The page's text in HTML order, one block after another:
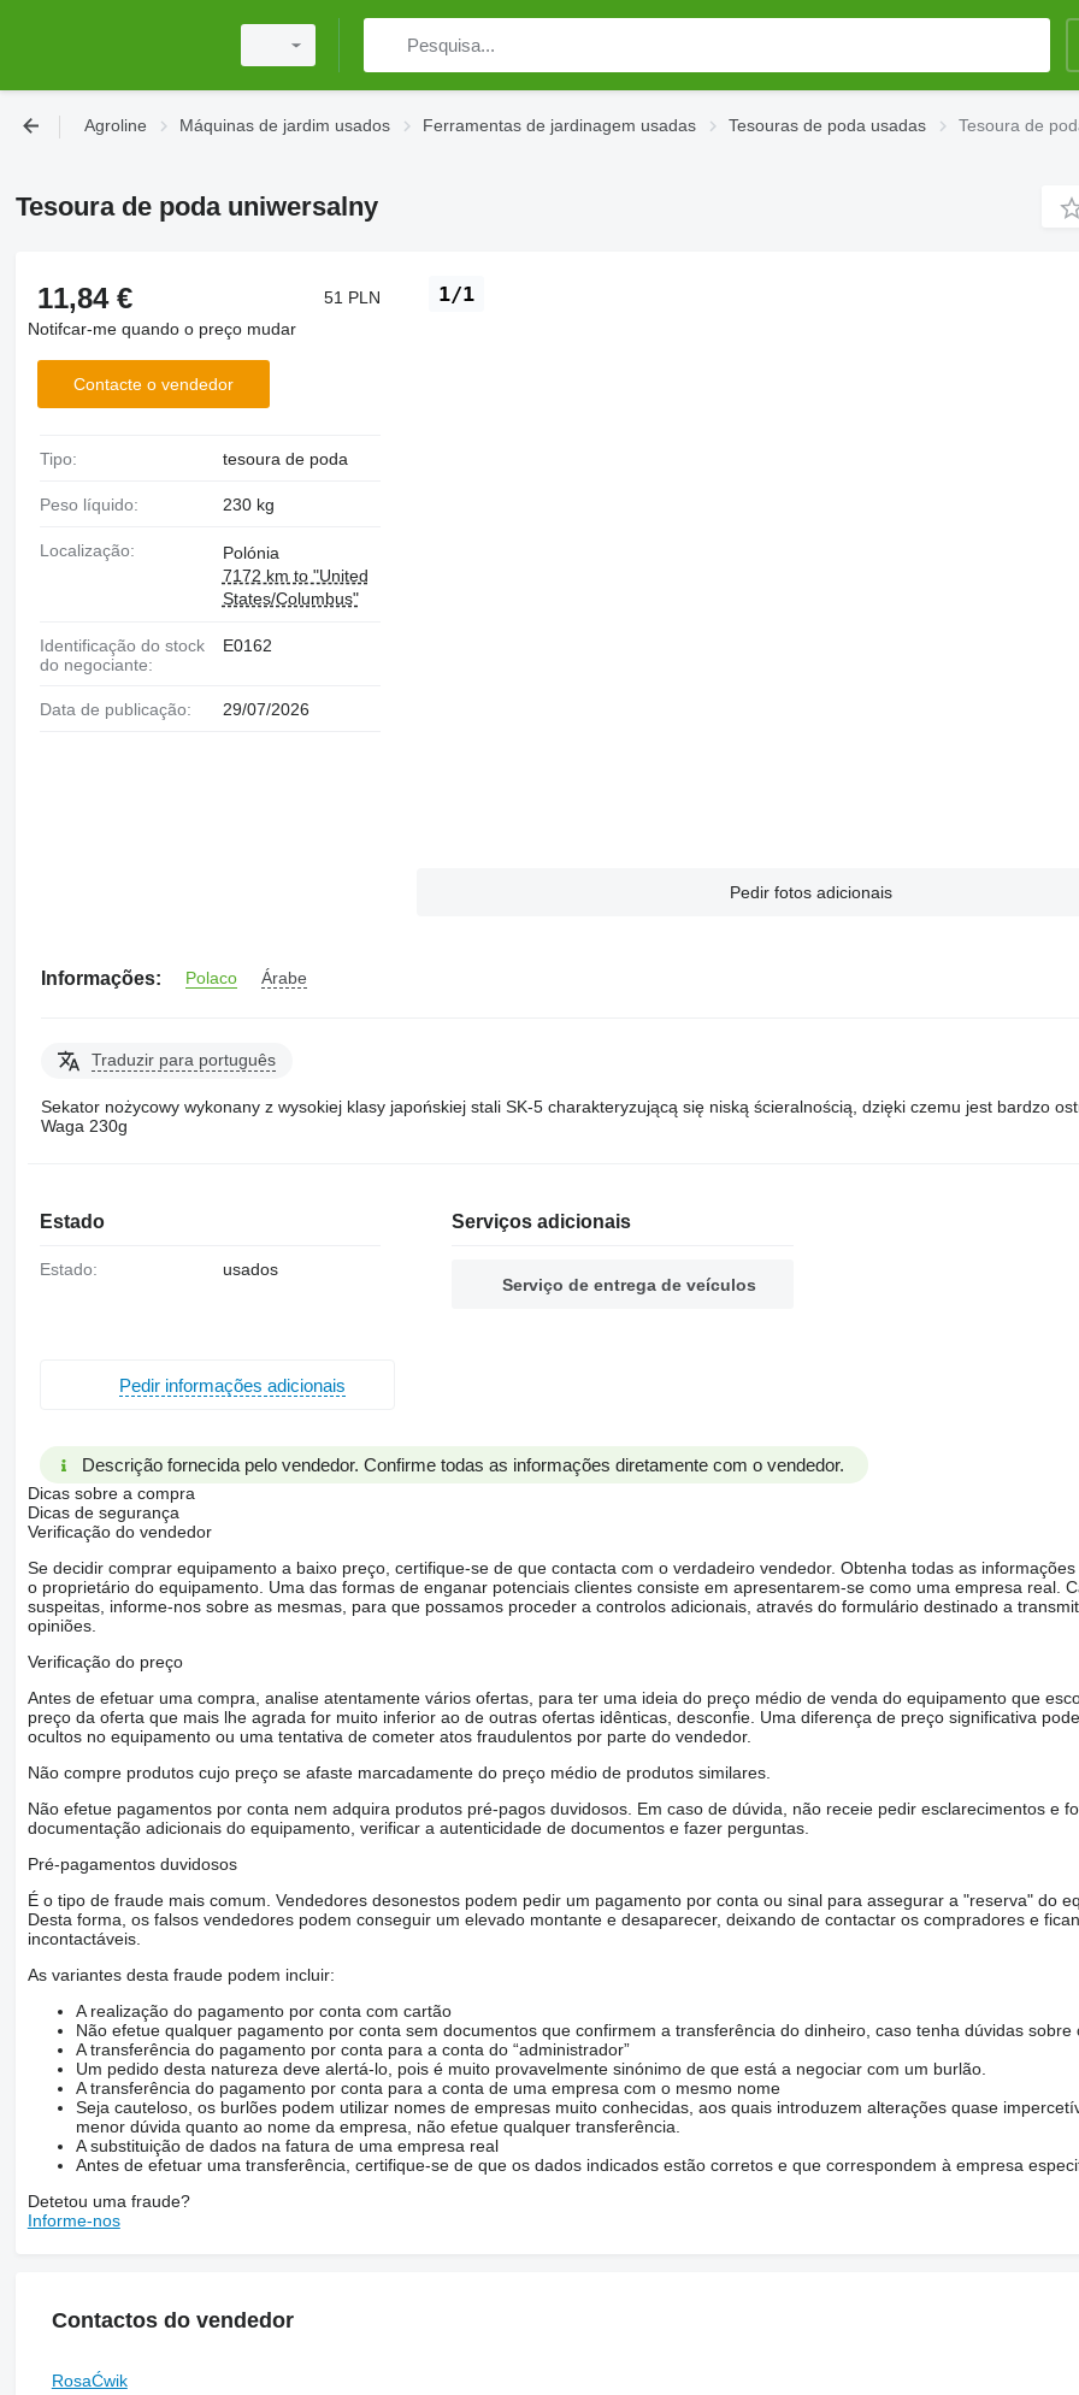
Agroline Máquinas de jardim usados Ferramentas de jardinagem usadas Tesouras de poda usadas Tesoura de
Tesoura de poda uniwersalny
1/1
Pedir fotos adicionais
11,84 €
51 PLN
Notifcar-me quando o preço mudar
Contacte o vendedor
Tipo: tesoura de poda
Peso líquido: 230 kg
Localização:
Polónia
7172 km to "United
States/Columbus"
Identificação do stock
do negociante:
E0162
Data de publicação: 29/07/2026
Informações: Polaco Árabe
Traduzir para português
Sekator nożycowy wykonany z wysokiej klasy japońskiej stali SK-5 charakteryzującą się niską ścieralnością, dzięki czemu jest bardzo
Waga 230g
Estado
Estado: usados
Serviços adicionais
Serviço de entrega de veículos
Pedir informações adicionais
Descrição fornecida pelo vendedor. Confirme todas as informações diretamente com o vendedor.
Dicas sobre a compra
Dicas de segurança
Verificação do vendedor
Se decidir comprar equipamento a baixo preço, certifique-se de que contacta com o verdadeiro vendedor. Obtenha todas as
o proprietário do equipamento. Uma das formas de enganar potenciais clientes consiste em apresentarem-se como uma empresa real.
suspeitas, informe-nos sobre as mesmas, para que possamos proceder a controlos adicionais, através do formulário destinado a
opiniões.
Verificação do preço
Antes de efetuar uma compra, analise atentamente vários ofertas, para ter uma ideia do preço médio de venda do equipamento que
preço da oferta que mais lhe agrada for muito inferior ao de outras ofertas idênticas, desconfie. Uma diferença de preço significativa
ocultos no equipamento ou uma tentativa de cometer atos fraudulentos por parte do vendedor.
Não compre produtos cujo preço se afaste marcadamente do preço médio de produtos similares.
Não efetue pagamentos por conta nem adquira produtos pré-pagos duvidosos. Em caso de dúvida, não receie pedir esclarecimentos e
documentação adicionais do equipamento, verificar a autenticidade de documentos e fazer perguntas.
Pré-pagamentos duvidosos
É o tipo de fraude mais comum. Vendedores desonestos podem pedir um pagamento por conta ou sinal para assegurar a "reserva" do
Desta forma, os falsos vendedores podem conseguir um elevado montante e desaparecer, deixando de contactar os compradores e
incontactáveis.
As variantes desta fraude podem incluir:
A realização do pagamento por conta com cartão
Não efetue qualquer pagamento por conta sem documentos que confirmem a transferência do dinheiro, caso tenha dúvidas sobre
A transferência do pagamento por conta para a conta do “administrador”
Um pedido desta natureza deve alertá-lo, pois é muito provavelmente sinónimo de que está a negociar com um burlão.
A transferência do pagamento por conta para a conta de uma empresa com o mesmo nome
Seja cauteloso, os burlões podem utilizar nomes de empresas muito conhecidas, aos quais introduzem alterações quase
menor dúvida quanto ao nome da empresa, não efetue qualquer transferência.
A substituição de dados na fatura de uma empresa real
Antes de efetuar uma transferência, certifique-se de que os dados indicados estão corretos e que correspondem à empresa
Detetou uma fraude?
Informe-nos
Contactos do vendedor
RosaĆwik